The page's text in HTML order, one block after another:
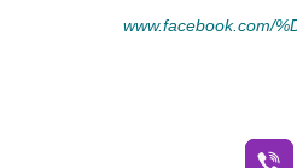
www.facebook.com/